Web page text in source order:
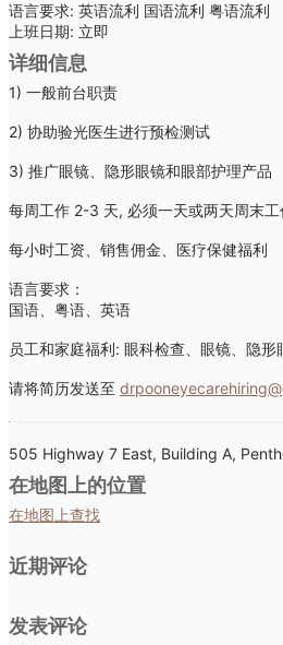
语言要求: 英语流利 国语流利 粤语流利
上班日期: 立即
详细信息
1) 一般前台职责
2) 协助验光医生进行预检测试
3) 推广眼镜、隐形眼镜和眼部护理产品
每周工作 2-3 天, 必须一天或两天周末工
每小时工资、销售佣金、医疗保健福利
语言要求：
国语、粤语、英语
员工和家庭福利: 眼科检查、眼镜、隐
请将简历发送至
505 Highway 7 East, Building A,
在地图上的位置
在地图上查找
近期评论
发表评论